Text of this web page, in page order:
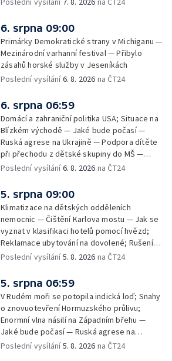
atletice 2026 — Výzkum: epidemie digitálních
závislostí je mýtus — Demolice vyhořelé
výškové budovy ve Zlíně
6. srpna 09:00
Primárky Demokratické strany v Michiganu —
Mezinárodní varhanní festival — Přibylo
zásahů horské služby v Jeseníkách
Poslední vysílání6. 8. 2026 na ČT24
6. srpna 06:59
Domácí a zahraniční politika USA; Situace na
Blízkém východě — Jaké bude počasí —
Ruská agrese na Ukrajině — Podpora dítěte
při přechodu z dětské skupiny do MŠ —
Filmové premiéry týdne — Dvě deci tuše v
rakovinu prsu
Poslední vysílání6. 8. 2026 na ČT24
5. srpna 09:00
Klimatizace na dětských odděleních
nemocnic — Čištění Karlova mostu — Jak se
vyznat v klasifikaci hotelů pomocí hvězd;
Reklamace ubytování na dovolené; Rušení
dovolené kvůli přírodním živlům; Práva
na dovolené v zahraničí; Platby a výběry na
dovolené v zahraničí — Těžba léčivé rašeliny
u Malé Morávky
Poslední vysílání5. 8. 2026 na ČT24
5. srpna 06:59
V Rudém moři se potopila indická loď; Snahy
o znovuotevření Hormuzského průlivu;
Enormní vlna násilí na Západním břehu —
Jaké bude počasí — Ruská agrese na
Ukrajině — Vliv veder na lidské orgány — Při
Poslední vysílání5. 8. 2026 na ČT24